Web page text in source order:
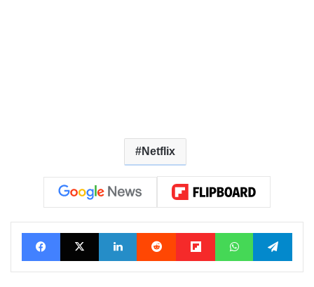
Netflix
FacebookX Linkedin Reddit FlipboardWhatsApp